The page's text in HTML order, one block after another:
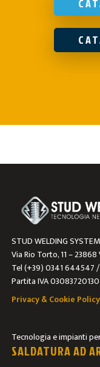
STUD WELDING
Via Rio Torto, 11 –
Tel (+39) 0341 644547
Partita IVA 03083720130
Privacy & Cookie Policy
Tecnologia e impianti
SALDATURA AD